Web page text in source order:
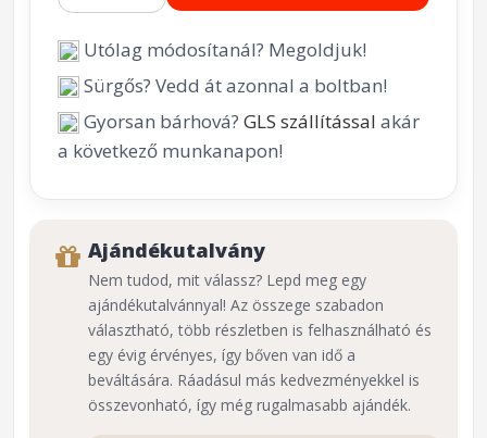
Utólag módosítanál? Megoldjuk!
Sürgős? Vedd át azonnal a boltban!
Gyorsan bárhová? GLS szállítással akár
a következő munkanapon!
Ajándékutalvány
Nem tudod, mit válassz? Lepd meg egy
ajándékutalvánnyal! Az összege szabadon
választható, több részletben is felhasználható és
egy évig érvényes, így bőven van idő a
beváltására. Ráadásul más kedvezményekkel is
összevonható, így még rugalmasabb ajándék.